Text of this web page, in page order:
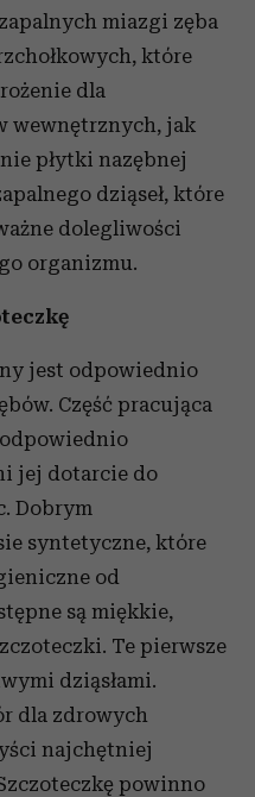
miazgi zęba
które
dla
wewnętrznych, jak
płytki nazębnej
dziąseł, które
dolegliwości
organizmu.
jest odpowiednio
Część pracująca
jej dotarcie do
Dobrym
syntetyczne, które
od
są miękkie,
Te pierwsze
dziąsłami.
dla zdrowych
najchętniej
powinno